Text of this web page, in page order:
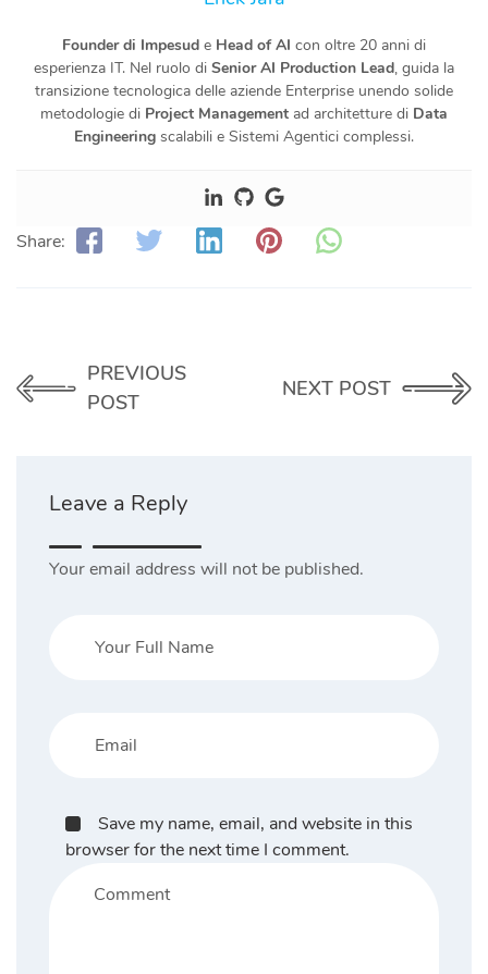
Founder di Impesud e Head of AI con oltre 20 anni di
esperienza IT. Nel ruolo di Senior AI Production Lead, guida la
transizione tecnologica delle aziende Enterprise unendo solide
metodologie di Project Management ad architetture di Data
Engineering scalabili e Sistemi Agentici complessi.
Share:
PREVIOUS
POST
NEXT POST
Leave a Reply
Your email address will not be published.
Save my name, email, and website in this
browser for the next time I comment.